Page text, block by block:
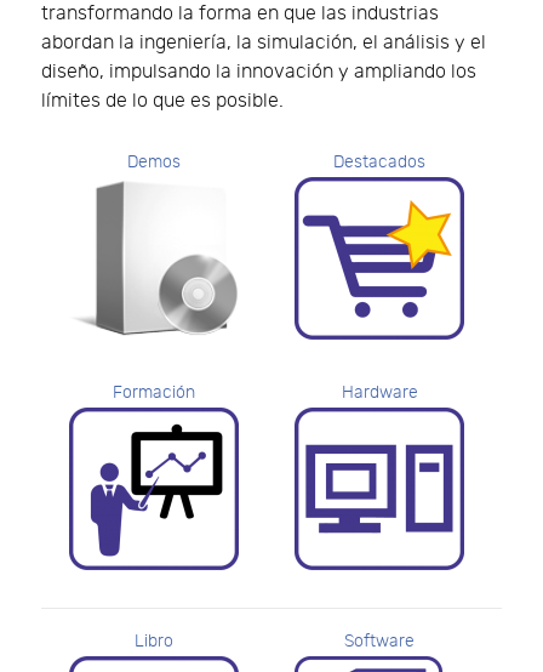
transformando la forma en que las industrias
abordan la ingeniería, la simulación, el análisis y el
diseño, impulsando la innovación y ampliando los
límites de lo que es posible.
Demos Destacados
Formación Hardware
Libro Software